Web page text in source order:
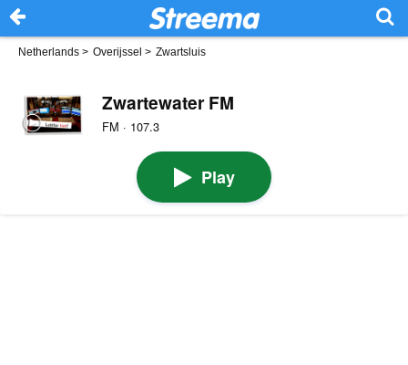
Netherlands > Overijssel > Zwartsluis
Zwartewater FM
FM · 107.3
Play